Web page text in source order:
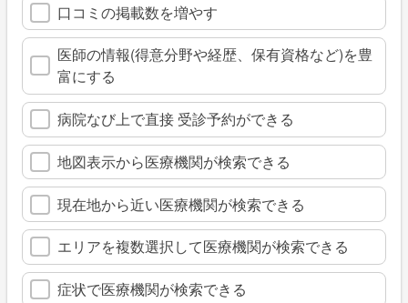
口コミの掲載数を増やす
医師の情報(得意分野や経歴、保有資格など)を豊
富にする
病院なび上で直接 受診予約ができる
地図表示から医療機関が検索できる
現在地から近い医療機関が検索できる
エリアを複数選択して医療機関が検索できる
症状で医療機関が検索できる